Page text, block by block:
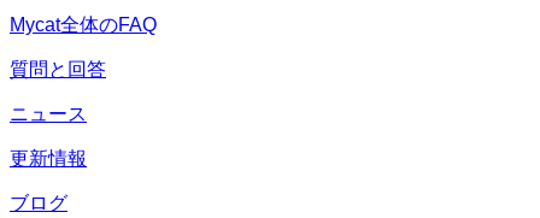
Mycat全体のFAQ
質問と回答
ニュース
更新情報
ブログ